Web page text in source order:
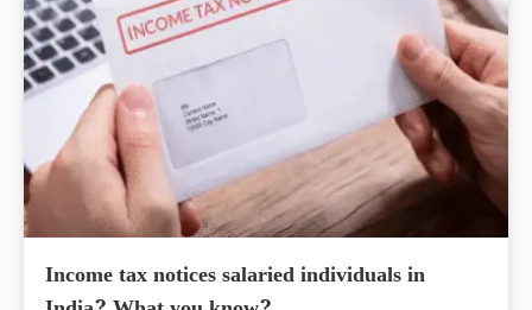
Income tax notices salaried individuals in